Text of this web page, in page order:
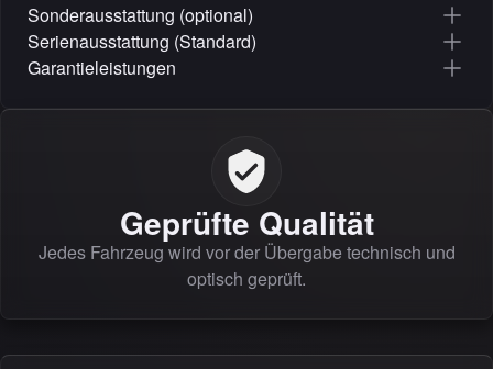
Sonderausstattung (optional)
Serienausstattung (Standard)
Garantieleistungen
Geprüfte Qualität
Jedes Fahrzeug wird vor der Übergabe technisch und
optisch geprüft.